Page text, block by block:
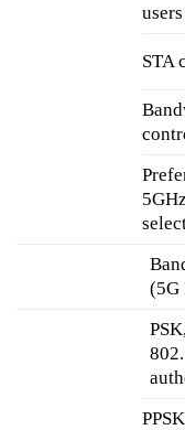
STA
(5G
PPSK